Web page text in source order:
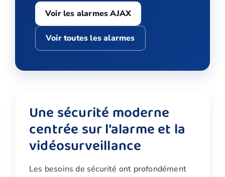
Voir les alarmes AJAX
Voir toutes les alarmes
Une sécurité moderne
centrée sur l’alarme et la
vidéosurveillance
Les besoins de sécurité ont profondément